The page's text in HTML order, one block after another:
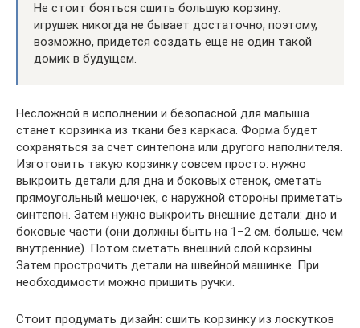
Не стоит бояться сшить большую корзину:
игрушек никогда не бывает достаточно, поэтому,
возможно, придется создать еще не один такой
домик в будущем.
Несложной в исполнении и безопасной для малыша
станет корзинка из ткани без каркаса. Форма будет
сохраняться за счет синтепона или другого наполнителя.
Изготовить такую корзинку совсем просто: нужно
выкроить детали для дна и боковых стенок, сметать
прямоугольный мешочек, с наружной стороны приметать
синтепон. Затем нужно выкроить внешние детали: дно и
боковые части (они должны быть на 1–2 см. больше, чем
внутренние). Потом сметать внешний слой корзины.
Затем прострочить детали на швейной машинке. При
необходимости можно пришить ручки.
Стоит продумать дизайн: сшить корзинку из лоскутков